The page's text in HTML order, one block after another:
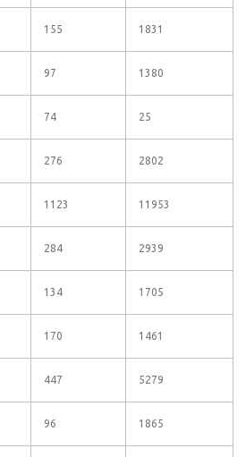
155 1831
97 1380
74 25
276 2802
1123 11953
284 2939
134 1705
170 1461
447 5279
96 1865